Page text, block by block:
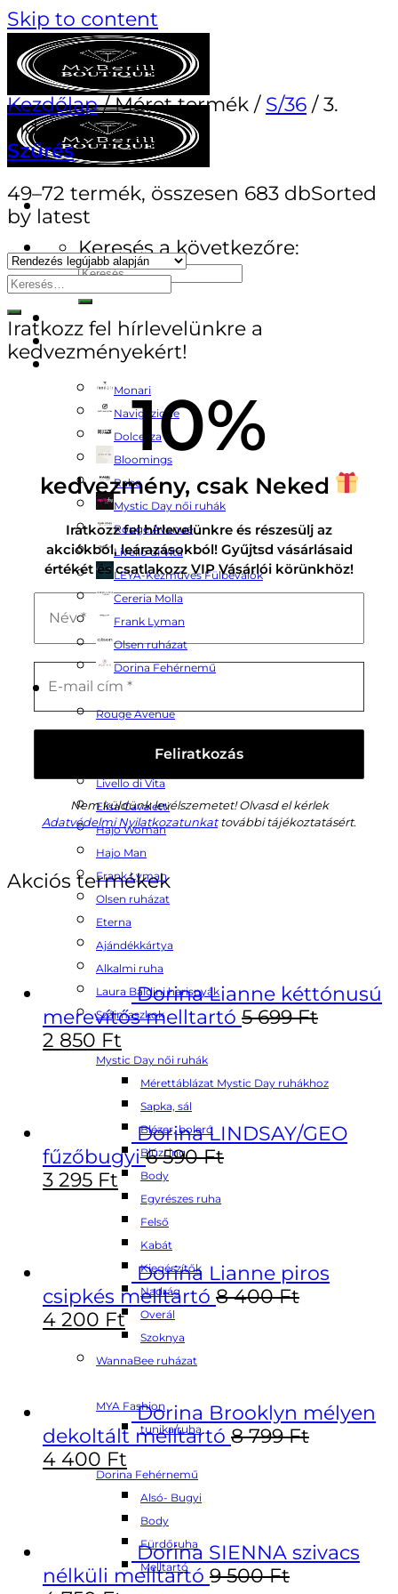
Skip to content
Keresés a következőre:
AKCIÓS TERMÉKEK
TANÁCSADÁS
Monari
Navigazione
Dolcezza
Bloomings
Rabe
Mystic Day női ruhák
Rouge Avenue
Livello di Vita
LEYA-Kézműves Fülbevalók
Cereria Molla
Frank Lyman
Olsen ruházat
Dorina Fehérnemű
Termékeink
Rouge Avenue
Livello di Vita
Elisa Cavaletti
Hajo Woman
Hajo Man
Frank Lyman
Olsen ruházat
Eterna
Ajándékkártya
Alkalmi ruha
Laura Baldini harisnyák
Szájmaszkok
Mystic Day női ruhák
Mérettáblázat Mystic Day ruhákhoz
Sapka, sál
Blézer, boleró
Blúz, ing
Body
Egyrészes ruha
Felső
Kabát
Kiegészítők
Nadrág
Overál
Szoknya
WannaBee ruházat
MYA Fashion
tunika/ruha
Dorina Fehérnemű
Alsó- Bugyi
Body
Fürdőruha
Melltartó
Kezdőlap /Méret termék / S/36 /3.
oldal
Szűrés
49–72 termék, összesen 683 dbSorted
by latest
Iratkozz fel hírlevelünkre a
kedvezményekért!
10%
kedvezmény, csak Neked
Iratkozz fel hírlevelünkre és részesülj az
akciókból, leárazásokból! Gyűjtsd vásárlásaid
értékét és csatlakozz VIP Vásárlói körünkhöz!
Nem küldünk levélszemetet! Olvasd el kérlek
Adatvédelmi Nyilatkozatunkattovábbi tájékoztatásért.
Akciós termékek
Dorina Lianne kéttónusú
merevítős melltartó 5 699Ft
2 850 Ft
Dorina LINDSAY/GEO
fűzőbugyi 6 590Ft
3 295 Ft
Dorina Lianne piros
csipkés melltartó 8 400Ft
4 200 Ft
Dorina Brooklyn mélyen
dekoltált melltartó 8 799Ft
4 400 Ft
Dorina SIENNA szivacs
nélküli melltartó 9 500Ft